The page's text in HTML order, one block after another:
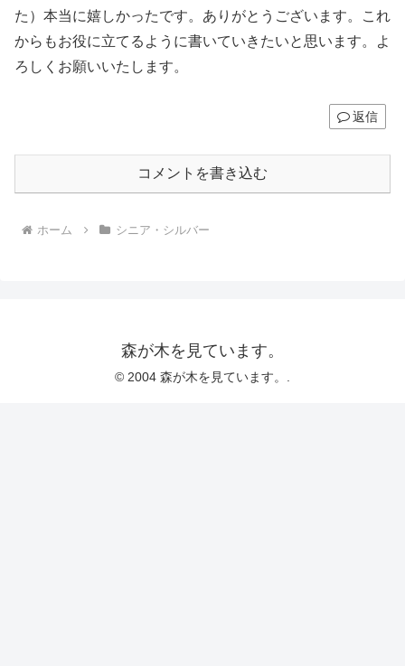
た）本当に嬉しかったです。ありがとうございます。これ
からもお役に立てるように書いていきたいと思います。よ
ろしくお願いいたします。
返信
コメントを書き込む
ホーム シニア・シルバー
森が木を見ています。
© 2004 森が木を見ています。.